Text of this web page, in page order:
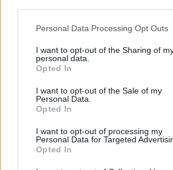
Please note that this website/app uses
not limited to your visit or usage
grant or deny consent to Google and its
use your data for below specified
consent section.
Personal Data Processing Opt Outs
I want to opt-out of the Sharing of
personal data.
Opted In
I want to opt-out of the Sale of my
Personal Data.
Opted In
I want to opt-out of processing my
Personal Data for Targeted
Opted In
ΚΟΣΜΟΣ 16/04/2026 08:18
Τραγωδία στον Ισημερινό: